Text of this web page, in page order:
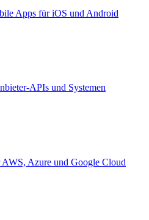
Apps für iOS und Android
APIs und Systemen
Azure und Google Cloud